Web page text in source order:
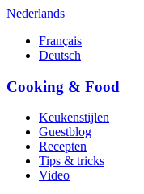
Nederlands
Français
Deutsch
Cooking & Food
Keukenstijlen
Guestblog
Recepten
Tips & tricks
Video